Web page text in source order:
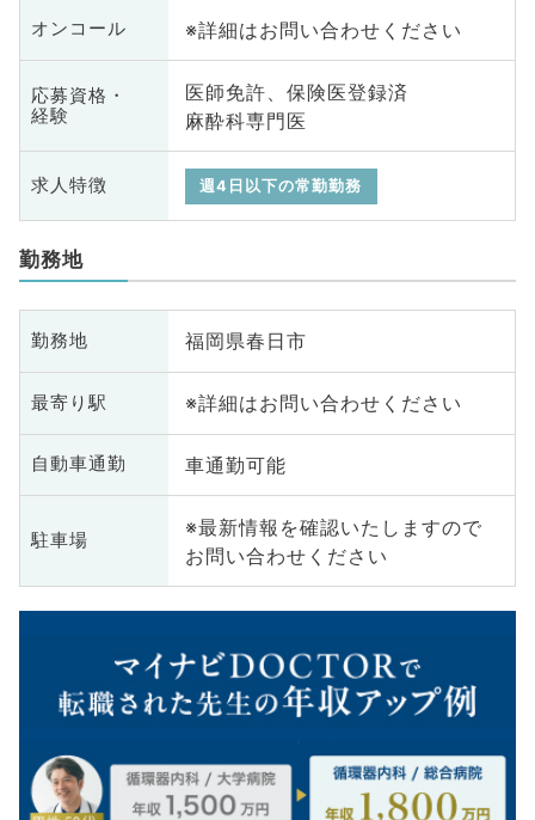
オンコール ※詳細はお問い合わせください
応募資格・
経験
医師免許、保険医登録済
麻酔科専門医
求人特徴 週4日以下の常勤勤務
勤務地
勤務地 福岡県春日市
最寄り駅 ※詳細はお問い合わせください
自動車通勤 車通勤可能
駐車場
※最新情報を確認いたしますので
お問い合わせください